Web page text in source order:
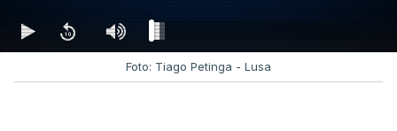
Foto: Tiago Petinga - Lusa